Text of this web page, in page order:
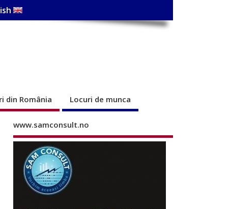
din România Locuri de munca
www.samconsult.no